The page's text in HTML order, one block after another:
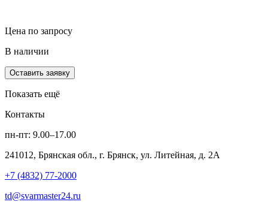
Цена по запросу
В наличии
Оставить заявку
Показать ещё
Контакты
пн-пт: 9.00–17.00
241012, Брянская обл., г. Брянск, ул. Литейная, д. 2А
+7 (4832) 77-2000
td@svarmaster24.ru